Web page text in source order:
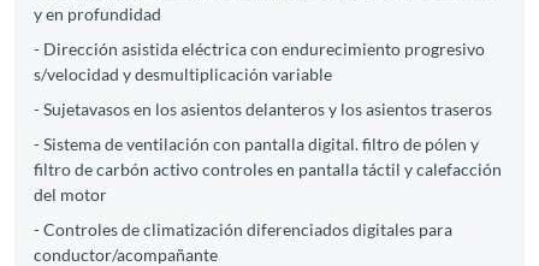
y en profundidad
- Dirección asistida eléctrica con endurecimiento progresivo
s/velocidad y desmultiplicación variable
- Sujetavasos en los asientos delanteros y los asientos traseros
- Sistema de ventilación con pantalla digital. filtro de pólen y
filtro de carbón activo controles en pantalla táctil y calefacción
del motor
- Controles de climatización diferenciados digitales para
conductor/acompañante